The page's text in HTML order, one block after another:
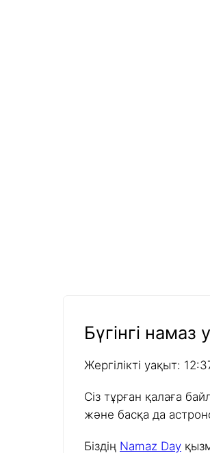
Бүгінгі
Жергілікті уақыт:
Сіз тұрған қалаға
және басқа да
Біздің Namaz Day